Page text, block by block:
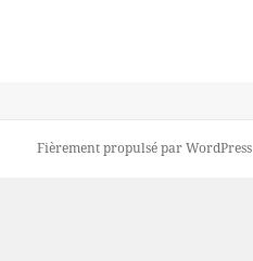
Fièrement propulsé par WordPress